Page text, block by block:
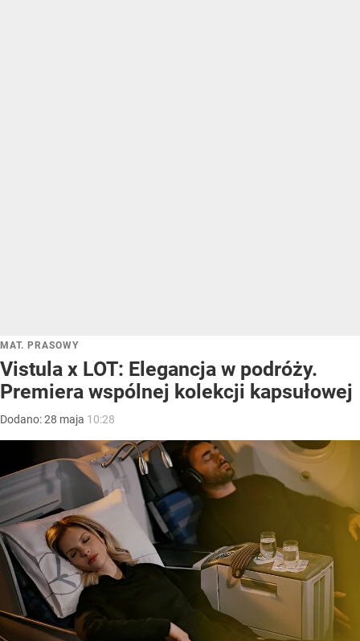
MAT. PRASOWY
Vistula x LOT: Elegancja w podróży.
Premiera wspólnej kolekcji kapsułowej
Dodano:28 maja 10:28